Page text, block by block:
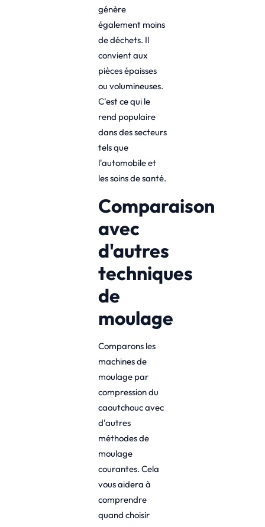
génère
également moins
de déchets. Il
convient aux
pièces épaisses
ou volumineuses.
C'est ce qui le
rend populaire
dans des secteurs
tels que
l'automobile et
les soins de santé.
Comparaison
avec
d'autres
techniques
de
moulage
Comparons les
machines de
moulage par
compression du
caoutchouc avec
d'autres
méthodes de
moulage
courantes. Cela
vous aidera à
comprendre
quand choisir